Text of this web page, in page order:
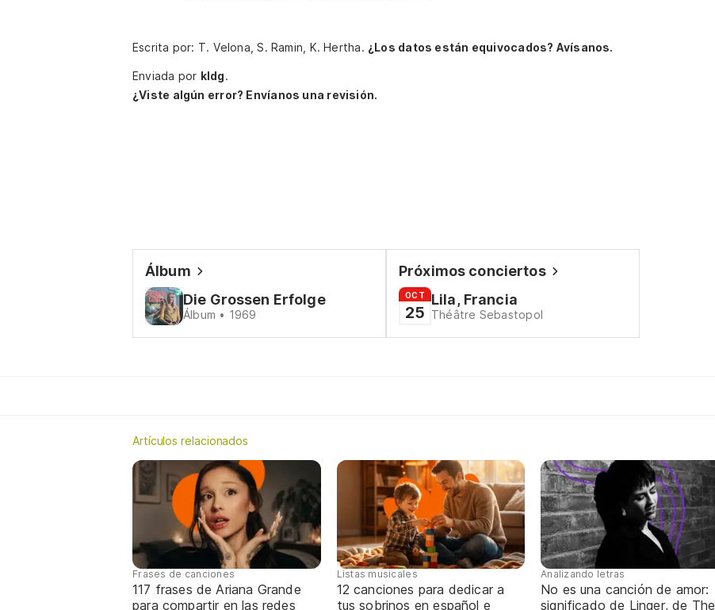
Escrita por: T. Velona, S. Ramin, K. Hertha. ¿Los datos están equivocados? Avísanos.
Enviada por kldg.
¿Viste algún error? Envíanos una revisión.
Álbum
Die Grossen Erfolge
Álbum • 1969
Próximos conciertos
OCT
25
Lila, Francia
Théâtre Sebastopol
Artículos relacionados
Frases de canciones
117 frases de Ariana Grande
para compartir en las redes
Listas musicales
12 canciones para dedicar a
tus sobrinos en español e
Analizando letras
No es una canción de amor:
significado de Linger, de The